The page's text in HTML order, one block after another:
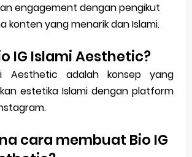
engagement dengan pengikut
konten yang menarik dan Islami.
IG Islami Aesthetic?
Aesthetic adalah konsep yang
estetika Islami dengan platform
cara membuat Bio IG